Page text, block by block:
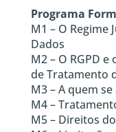
Programa
M1 – O Regime
Dados
M2 – O RGPD
de Tratamento
M3 – A quem se
M4 –
M5 – Direitos